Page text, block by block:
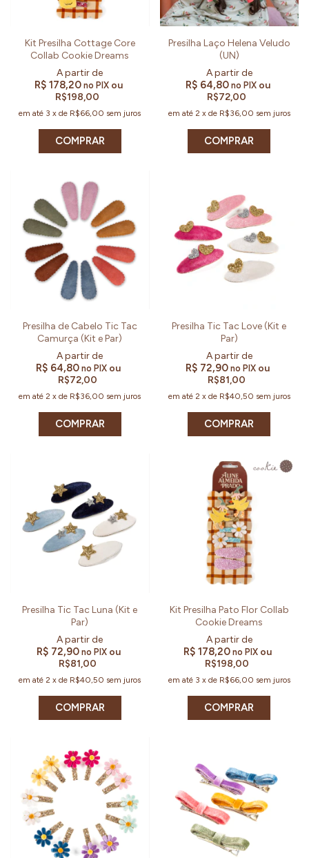
Kit Presilha Cottage Core
Collab Cookie Dreams
R$ 178,20no PIX ou
R$198,00
em até 3 xde R$66,00 sem juros
COMPRAR
Presilha Laço Helena Veludo
(UN)
R$ 64,80no PIX ou
R$72,00
em até 2 x de R$36,00 sem juros
COMPRAR
Presilha de Cabelo Tic Tac
Camurça (Kit e Par)
R$ 64,80 no PIX ou
R$72,00
em até2 xde R$36,00 sem juros
COMPRAR
Presilha Tic Tac Love (Kit e
Par)
R$ 72,90 no PIX ou
R$81,00
em até 2 x de R$40,50 sem juros
COMPRAR
Presilha Tic Tac Luna (Kit e
Par)
R$ 72,90no PIX ou
R$81,00
em até2 xde R$40,50 sem juros
COMPRAR
Kit Presilha Pato Flor Collab
Cookie Dreams
R$ 178,20 no PIX ou
R$198,00
em até 3 x de R$66,00 sem juros
COMPRAR